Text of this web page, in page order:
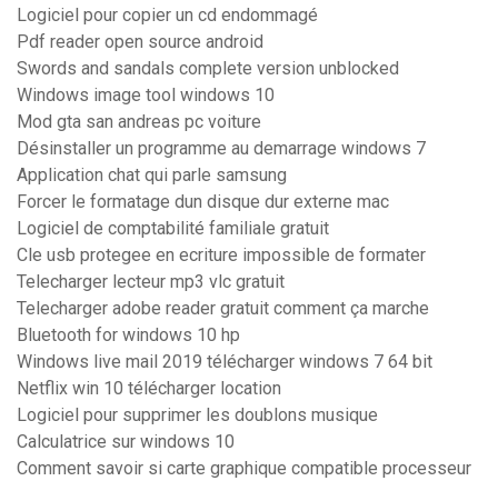
Logiciel pour copier un cd endommagé
Pdf reader open source android
Swords and sandals complete version unblocked
Windows image tool windows 10
Mod gta san andreas pc voiture
Désinstaller un programme au demarrage windows 7
Application chat qui parle samsung
Forcer le formatage dun disque dur externe mac
Logiciel de comptabilité familiale gratuit
Cle usb protegee en ecriture impossible de formater
Telecharger lecteur mp3 vlc gratuit
Telecharger adobe reader gratuit comment ça marche
Bluetooth for windows 10 hp
Windows live mail 2019 télécharger windows 7 64 bit
Netflix win 10 télécharger location
Logiciel pour supprimer les doublons musique
Calculatrice sur windows 10
Comment savoir si carte graphique compatible processeur